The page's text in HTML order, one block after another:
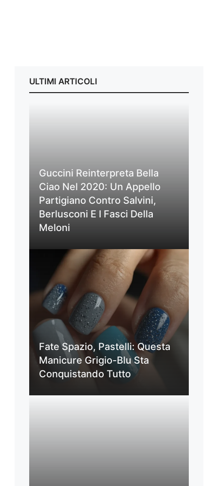
ULTIMI ARTICOLI
Guccini Reinterpreta Bella
Ciao Nel 2020: Un Appello
Partigiano Contro Salvini,
Berlusconi E I Fasci Della
Meloni
Fate Spazio, Pastelli: Questa
Manicure Grigio-Blu Sta
Conquistando Tutto